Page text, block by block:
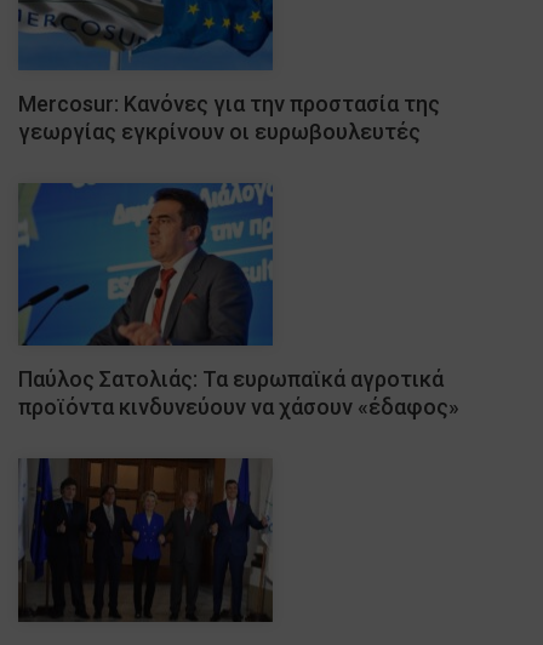
Mercosur: Κανόνες για την προστασία της
γεωργίας εγκρίνουν οι ευρωβουλευτές
Παύλος Σατολιάς: Τα ευρωπαϊκά αγροτικά
προϊόντα κινδυνεύουν να χάσουν «έδαφος»